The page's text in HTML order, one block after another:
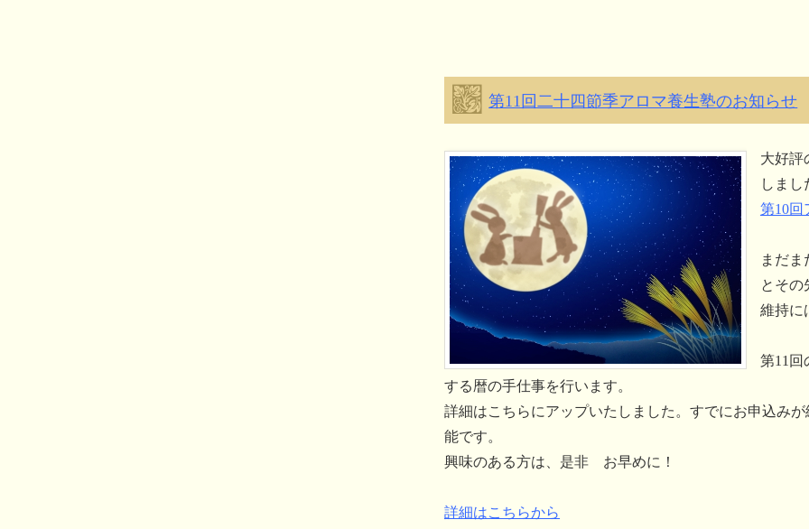
第11回二十四節季アロマ養生塾のお知らせ
大好評
しまし
第10回
まだ
とその
維持に
第11回
する暦の手仕事を行います。
詳細はこちらにアップいたしました。すでにお申込み
能です。
興味のある方は、是非 お早めに！
詳細はこちらから